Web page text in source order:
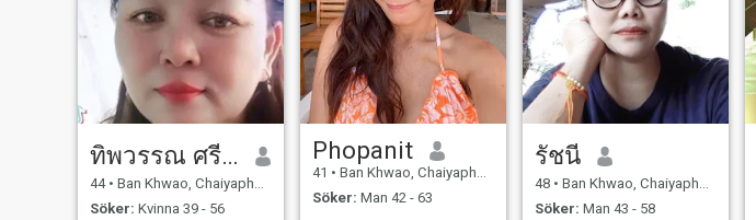
ทิพวรรณ ศรีกุศล
44 • Ban Khwao, Chaiyaphum, Thailand
Söker: Kvinna 39 - 56
Phopanit
41 • Ban Khwao, Chaiyaphum, Thailand
Söker: Man 42 - 63
รัชนี
48 • Ban Khwao, Chaiyaphum, Thailand
Söker: Man 43 - 58